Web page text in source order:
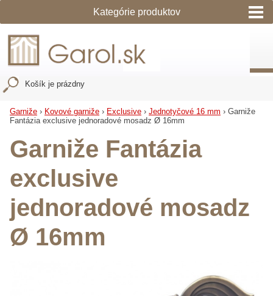
Garol - predaj garníž a roliet na okná
Košík je prázdny
Garniže › Kovové garniže › Exclusive › Jednotyčové 16 mm › Garniže
Fantázia exclusive jednoradové mosadz Ø 16mm
Garniže Fantázia
exclusive
jednoradové mosadz
Ø 16mm